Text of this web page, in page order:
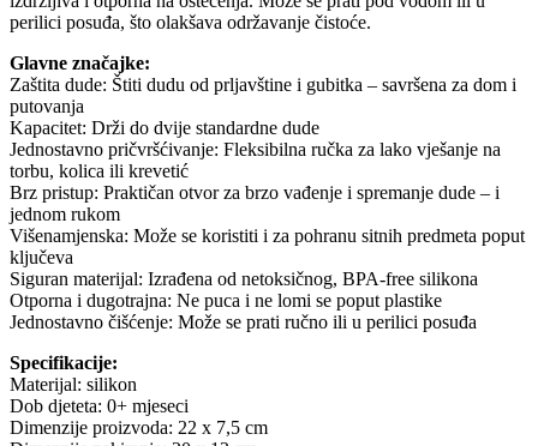
perilici posuđa, što olakšava održavanje čistoće.
Glavne značajke:
Zaštita dude: Štiti dudu od prljavštine i gubitka – savršena za dom i
putovanja
Kapacitet: Drži do dvije standardne dude
Jednostavno pričvršćivanje: Fleksibilna ručka za lako vješanje na
torbu, kolica ili krevetić
Brz pristup: Praktičan otvor za brzo vađenje i spremanje dude – i
jednom rukom
Višenamjenska: Može se koristiti i za pohranu sitnih predmeta poput
ključeva
Siguran materijal: Izrađena od netoksičnog, BPA-free silikona
Otporna i dugotrajna: Ne puca i ne lomi se poput plastike
Jednostavno čišćenje: Može se prati ručno ili u perilici posuđa
Specifikacije:
Materijal: silikon
Dob djeteta: 0+ mjeseci
Dimenzije proizvoda: 22 x 7,5 cm